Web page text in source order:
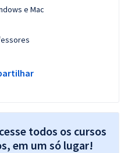
e Mac
todos os cursos
em um só lugar!